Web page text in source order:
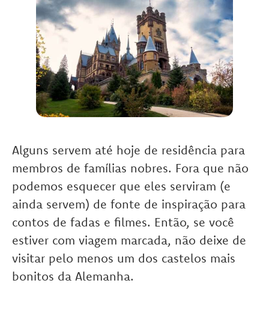
Alguns servem até hoje de residência para
membros de famílias nobres. Fora que não
podemos esquecer que eles serviram (e
ainda servem) de fonte de inspiração para
contos de fadas e filmes. Então, se você
estiver com viagem marcada, não deixe de
visitar pelo menos um dos castelos mais
bonitos da Alemanha.